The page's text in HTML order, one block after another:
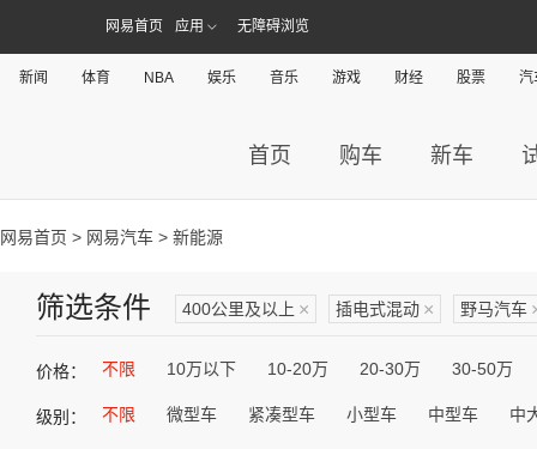
网易首页 应用 无障碍浏览
新闻 体育 NBA 娱乐 音乐 游戏 财经 股票 汽
首页 购车 新车
网易首页 > 网易汽车 > 新能源
筛选条件 400公里及以上 × 插电式混动 × 野马汽车
价格： 不限 10万以下 10-20万 20-30万 30-50万
级别： 不限 微型车 紧凑型车 小型车 中型车 中